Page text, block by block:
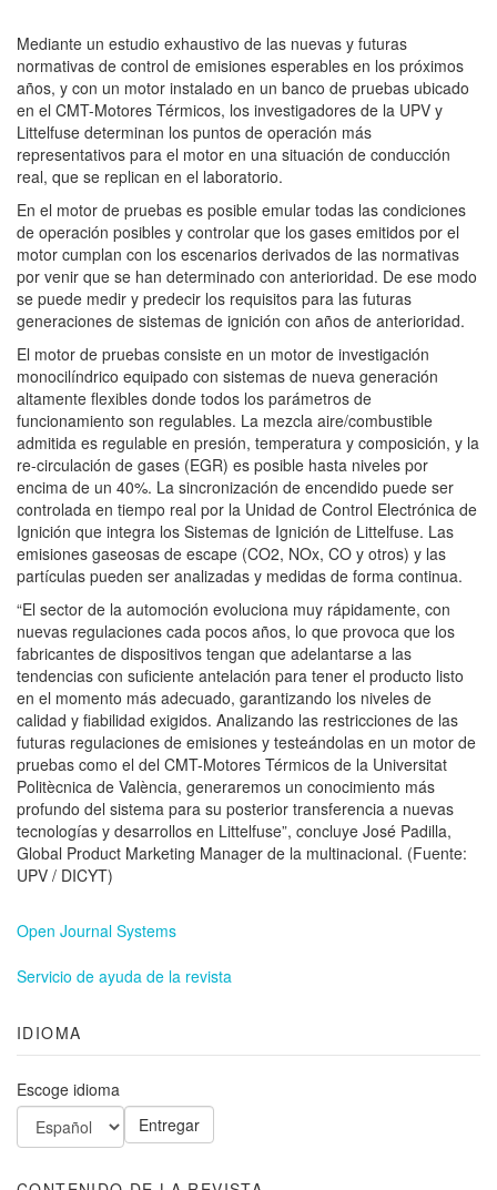
Mediante un estudio exhaustivo de las nuevas y futuras
normativas de control de emisiones esperables en los próximos
años, y con un motor instalado en un banco de pruebas ubicado
en el CMT-Motores Térmicos, los investigadores de la UPV y
Littelfuse determinan los puntos de operación más
representativos para el motor en una situación de conducción
real, que se replican en el laboratorio.
En el motor de pruebas es posible emular todas las condiciones
de operación posibles y controlar que los gases emitidos por el
motor cumplan con los escenarios derivados de las normativas
por venir que se han determinado con anterioridad. De ese modo
se puede medir y predecir los requisitos para las futuras
generaciones de sistemas de ignición con años de anterioridad.
El motor de pruebas consiste en un motor de investigación
monocilíndrico equipado con sistemas de nueva generación
altamente flexibles donde todos los parámetros de
funcionamiento son regulables. La mezcla aire/combustible
admitida es regulable en presión, temperatura y composición, y la
re-circulación de gases (EGR) es posible hasta niveles por
encima de un 40%. La sincronización de encendido puede ser
controlada en tiempo real por la Unidad de Control Electrónica de
Ignición que integra los Sistemas de Ignición de Littelfuse. Las
emisiones gaseosas de escape (CO2, NOx, CO y otros) y las
partículas pueden ser analizadas y medidas de forma continua.
“El sector de la automoción evoluciona muy rápidamente, con
nuevas regulaciones cada pocos años, lo que provoca que los
fabricantes de dispositivos tengan que adelantarse a las
tendencias con suficiente antelación para tener el producto listo
en el momento más adecuado, garantizando los niveles de
calidad y fiabilidad exigidos. Analizando las restricciones de las
futuras regulaciones de emisiones y testeándolas en un motor de
pruebas como el del CMT-Motores Térmicos de la Universitat
Politècnica de València, generaremos un conocimiento más
profundo del sistema para su posterior transferencia a nuevas
tecnologías y desarrollos en Littelfuse”, concluye José Padilla,
Global Product Marketing Manager de la multinacional. (Fuente:
UPV / DICYT)
Open Journal Systems
Servicio de ayuda de la revista
IDIOMA
Escoge idioma